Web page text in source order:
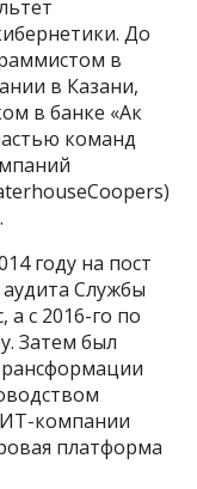
До
в
в Казани,
в банке «Ак
команд
году на пост
Службы
а с 2016-го по
Затем был
компании
платформа